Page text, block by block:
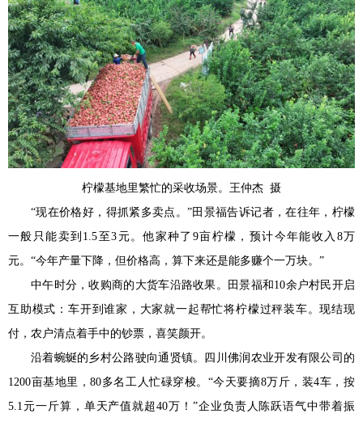
柠檬基地里繁忙的采收场景。王仲杰 摄
“现在价格好，得抓紧多卖点。”田景福告诉记者，在往年，柠檬
一般只能卖到1.5至3元。他家种了9亩柠檬，预计今年能收入8万
元。“今年产量下降，但价格高，算下来还是能多赚个一万块。”
中午时分，收购商的大货车沿路收果。田景福和10余户村民开启
互助模式：车开到谁家，大家就一起帮忙将柠檬过秤装车。现结现
付，农户清点着手中的钞票，喜笑颜开。
沿着蜿蜒的乡村公路驶向通贤镇。四川佛润农业开发有限公司的
1200亩基地里，80多名工人忙碌穿梭。“今天要摘8万斤，装4车，按
5.1元一斤算，单天产值就超40万！”企业负责人陈跃语气中带着振